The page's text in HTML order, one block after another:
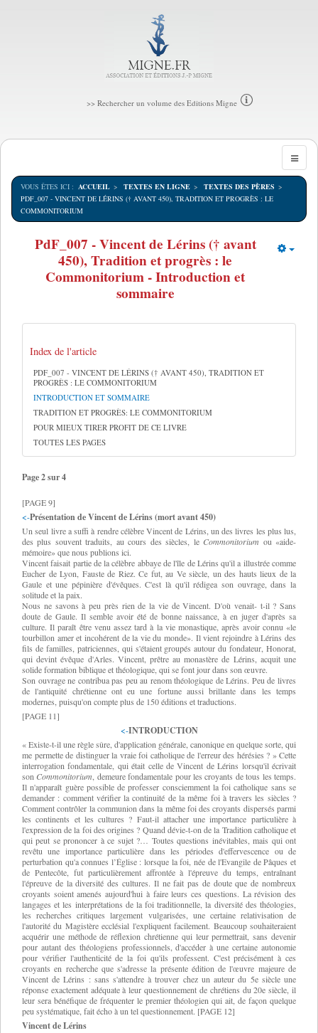
>> Rechercher un volume des Editions Migne
VOUS ÊTES ICI : ACCUEIL TEXTES EN LIGNE
TEXTES DES PÈRES
PDF_007 - VINCENT DE LÉRINS († AVANT 450), TRADITION ET PROGRÈS : LE
COMMONITORIUM
PdF_007 - Vincent de Lérins († avant
450), Tradition et progrès : le
Commonitorium - Introduction et
sommaire
Index de l'article
PDF_007 - VINCENT DE LÉRINS († AVANT 450), TRADITION ET
PROGRÈS : LE COMMONITORIUM
INTRODUCTION ET SOMMAIRE
TRADITION ET PROGRÈS: LE COMMONITORIUM
POUR MIEUX TIRER PROFIT DE CE LIVRE
TOUTES LES PAGES
Page 2 sur 4
[PAGE 9]
<-Présentation de Vincent de Lérins (mort avant 450)
Un seul livre a suffi à rendre célèbre Vincent de Lérins, un des livres les plus lus,
des plus souvent traduits, au cours des siècles, le Commonitorium ou «aide-
mémoire» que nous publions ici.
Vincent faisait partie de la célèbre abbaye de l'île de Lérins qu'il a illustrée comme
Eucher de Lyon, Fauste de Riez. Ce fut, au Ve siècle, un des hauts lieux de la
Gaule et une pépinière d'évêques. C'est là qu'il rédigea son ouvrage, dans la
solitude et la paix.
Nous ne savons à peu près rien de la vie de Vincent. D'où venait- t-il ? Sans
doute de Gaule. Il semble avoir été de bonne naissance, à en juger d'après sa
culture. Il paraît être venu assez tard à la vie monastique, après avoir connu «le
tourbillon amer et incohérent de la vie du monde». Il vient rejoindre à Lérins des
fils de familles, patriciennes, qui s'étaient groupés autour du fondateur, Honorat,
qui devint évêque d'Arles. Vincent, prêtre au monastère de Lérins, acquit une
solide formation biblique et théologique, qui se font jour dans son œuvre.
Son ouvrage ne contribua pas peu au renom théologique de Lérins. Peu de livres
de l'antiquité chrétienne ont eu une fortune aussi brillante dans les temps
modernes, puisqu'on compte plus de 150 éditions et traductions.
[PAGE 11]
<-INTRODUCTION
« Existe-t-il une règle sûre, d'application générale, canonique en quelque sorte, qui
me permette de distinguer la vraie foi catholique de l'erreur des hérésies ? » Cette
interrogation fondamentale, qui était celle de Vincent de Lérins lorsqu'il écrivait
son Commonitorium , demeure fondamentale pour les croyants de tous les temps.
Il n'apparaît guère possible de professer consciemment la foi catholique sans se
demander : comment vérifier la continuité de la même foi à travers les siècles ?
Comment contrôler la communion dans la même foi des croyants dispersés parmi
les continents et les cultures ? Faut-il attacher une importance particulière à
l'expression de la foi des origines ? Quand dévie-t-on de la Tradition catholique et
qui peut se prononcer à ce sujet ?… Toutes questions inévitables, mais qui ont
revêtu une importance particulière dans les périodes d'effervescence ou de
perturbation qu'a connues l’Église : lorsque la foi, née de l'Evangile de Pâques et
de Pentecôte, fut particulièrement affrontée à l'épreuve du temps, entraînant
l'épreuve de la diversité des cultures. Il ne fait pas de doute que de nombreux
croyants soient amenés aujourd'hui à faire leurs ces questions. La révision des
langages et les interprétations de la foi traditionnelle, la diversité des théologies,
les recherches critiques largement vulgarisées, une certaine relativisation de
l'autorité du Magistère ecclésial l'expliquent facilement. Beaucoup souhaiteraient
acquérir une méthode de réflexion chrétienne qui leur permettrait, sans devenir
pour autant des théologiens professionnels, d'accéder à une certaine autonomie
pour vérifier l'authenticité de la foi qu'ils professent. C'est précisément à ces
croyants en recherche que s'adresse la présente édition de l'œuvre majeure de
Vincent de Lérins : sans s'attendre à trouver chez un auteur du 5e siècle une
réponse exactement adéquate à leur questionnement de chrétiens du 20e siècle, il
leur sera bénéfique de fréquenter le premier théologien qui ait, de façon quelque
peu systématique, fait écho à un tel questionnement. [PAGE 12]
Vincent de Lérins